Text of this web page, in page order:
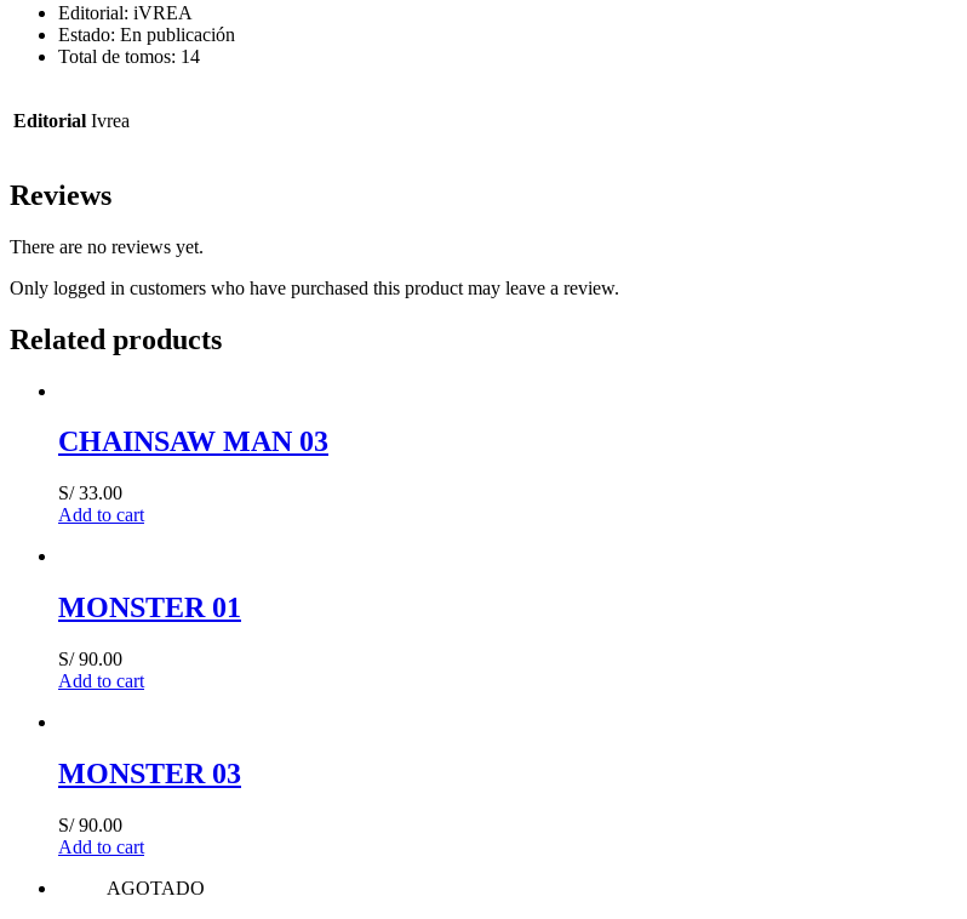
Editorial: iVREA
Estado: En publicación
Total de tomos: 14
Editorial Ivrea
Reviews
There are no reviews yet.
Only logged in customers who have purchased this product may leave a review.
Related products
CHAINSAW MAN 03
S/33.00
Add to cart
MONSTER 01
S/90.00
Add to cart
MONSTER 03
S/90.00
Add to cart
AGOTADO